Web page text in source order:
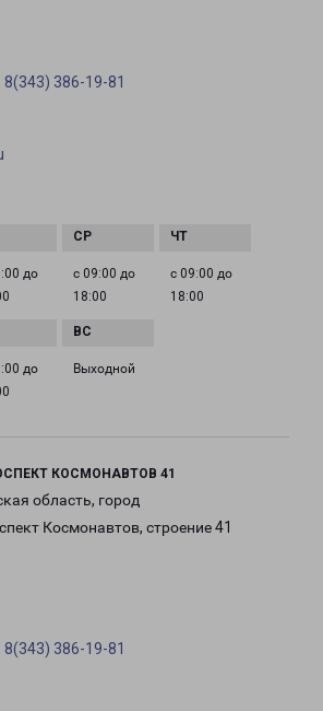
386-19-81
до
с 09:00 до
18:00
с 09:00 до
18:00
до
Выходной
КОСМОНАВТОВ 41
область, город
Космонавтов, строение 41
386-19-81